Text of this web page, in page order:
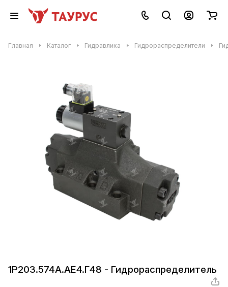
Главная Каталог Гидравлика Гидрораспределители
1Р203.574А.АЕ4.Г48 - Гидрораспределитель